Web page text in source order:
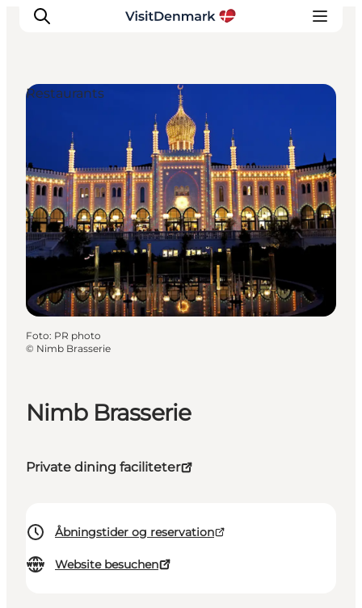
Inspiration
Regionen
Erlebnisse
Unterkünfte
Reiseplanung
Nimb Brasserie
Private dining faciliteter
Åbningstider og reservation
Website besuchen
Restaurants
Foto: PR photo
© Nimb Brasserie